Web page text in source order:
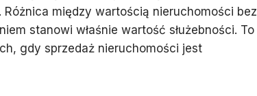
między wartością nieruchomości bez
stanowi właśnie wartość służebności. To
gdy sprzedaż nieruchomości jest